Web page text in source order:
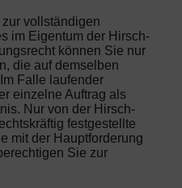
vollständigen
im Eigentum der Hirsch-
können Sie nur
die auf demselben
Falle laufender
einzelne Auftrag als
Nur von der Hirsch-
festgestellte
mit der Hauptforderung
Sie zur